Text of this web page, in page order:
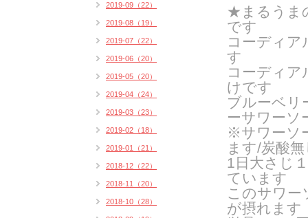
★まるうま
です
コーディア
す
コーディア
けです
ブルーベリ
ーサワーソ
※サワーソ
ます/炭酸
1日大さじ
ています
このサワー
が摂れます
2019-09（22）
2019-08（19）
2019-07（22）
2019-06（20）
2019-05（20）
2019-04（24）
2019-03（23）
2019-02（18）
2019-01（21）
2018-12（22）
2018-11（20）
2018-10（28）